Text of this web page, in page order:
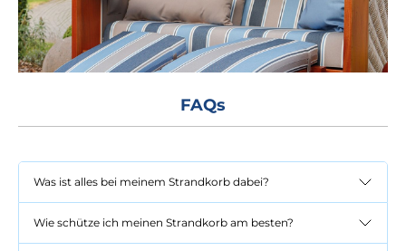
FAQs
Was ist alles bei meinem Strandkorb dabei?
Wie schütze ich meinen Strandkorb am besten?